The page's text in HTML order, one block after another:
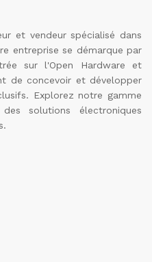
et vendeur spécialisé dans
entreprise se démarque par
sur l'Open Hardware et
de concevoir et développer
Explorez notre gamme
solutions électroniques